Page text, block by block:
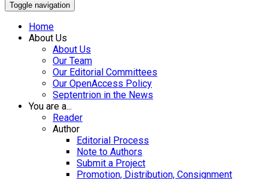
Toggle navigation
Home
About Us
About Us
Our Team
Our Editorial Committees
Our OpenAccess Policy
Septentrion in the News
You are a...
Reader
Author
Editorial Process
Note to Authors
Submit a Project
Promotion, Distribution, Consignment